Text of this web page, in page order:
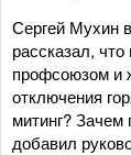
Сергей Мухин
рассказал,
профсоюзом и
отключения
митинг? Зачем
добавил